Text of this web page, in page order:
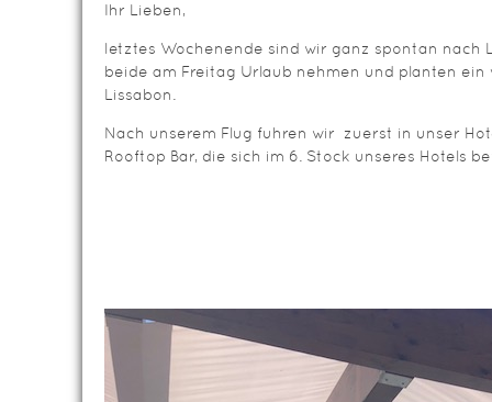
Ihr Lieben,
letztes Wochenende sind wir ganz spontan nach
beide am Freitag Urlaub nehmen und planten
Lissabon.
Nach unserem Flug fuhren wir zuerst in unser
Rooftop Bar, die sich im 6. Stock unseres Hotels